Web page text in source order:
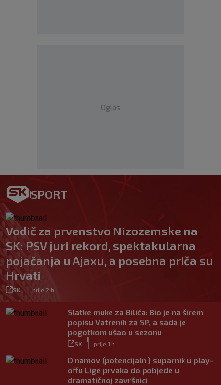
Oglas
SPORT
Vodič za prvenstvo Nizozemske na
SK: PSV juri rekord, spektakularna
pojačanja u Ajaxu, a posebna priča su
Hrvati
SK prije 2 h
Slatke muke za Bilića: Bio je na širem
popisu Vatrenih za SP, a sada je
pogotkom ušao u sezonu
SK prije 1 h
Dinamov (potencijalni) suparnik u play-
offu Lige prvaka do pobjede u
dramatičnoj završnici